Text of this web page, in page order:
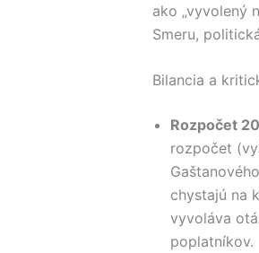
ako „vyvolený
Smeru,
Bilancia a
Rozpočet
rozpočet
chystajú na
vyvoláva
poplatníkov.